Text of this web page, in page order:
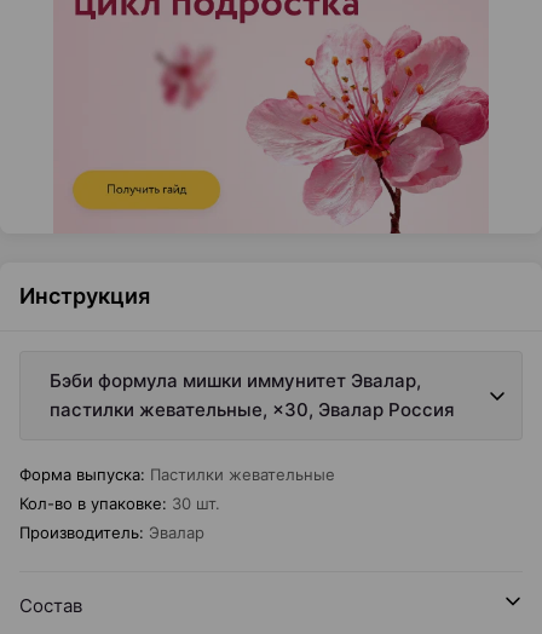
Инструкция
Бэби формула мишки иммунитет Эвалар,
пастилки жевательные, ×30, Эвалар Россия
Форма выпуска: Пастилки жевательные
Кол-во в упаковке: 30 шт.
Производитель: Эвалар
Состав